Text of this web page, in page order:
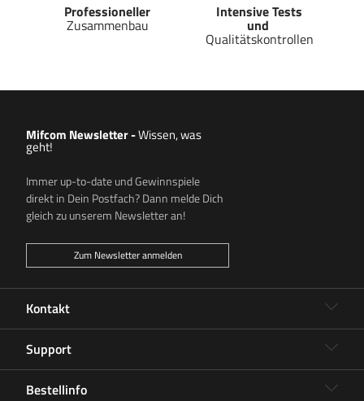
Professioneller
Zusammenbau
Intensive Tests
und
Qualitätskontrollen
Kontakt
Support
Bestellinfo
Mifcom Newsletter-Wissen, was
geht!
Immer up-to-date und Gewinnspiele
direkt in Dein Postfach? Dann melde Dich
gleich zu unserem Newsletter an!
Zum Newsletter anmelden